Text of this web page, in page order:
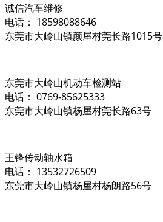
诚信汽车维修
电话： 18598088646
东莞市大岭山镇颜屋村莞长路1015号
东莞市大岭山机动车检测站
电话： 0769-85625333
东莞市大岭山镇杨屋村莞长路63号
王锋传动轴水箱
电话： 13532726509
东莞市大岭山镇杨屋村杨朗路56号